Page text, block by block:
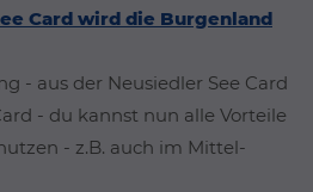
Card wird die Burgenland
- aus der Neusiedler See Card
- du kannst nun alle Vorteile
- z.B. auch im Mittel-